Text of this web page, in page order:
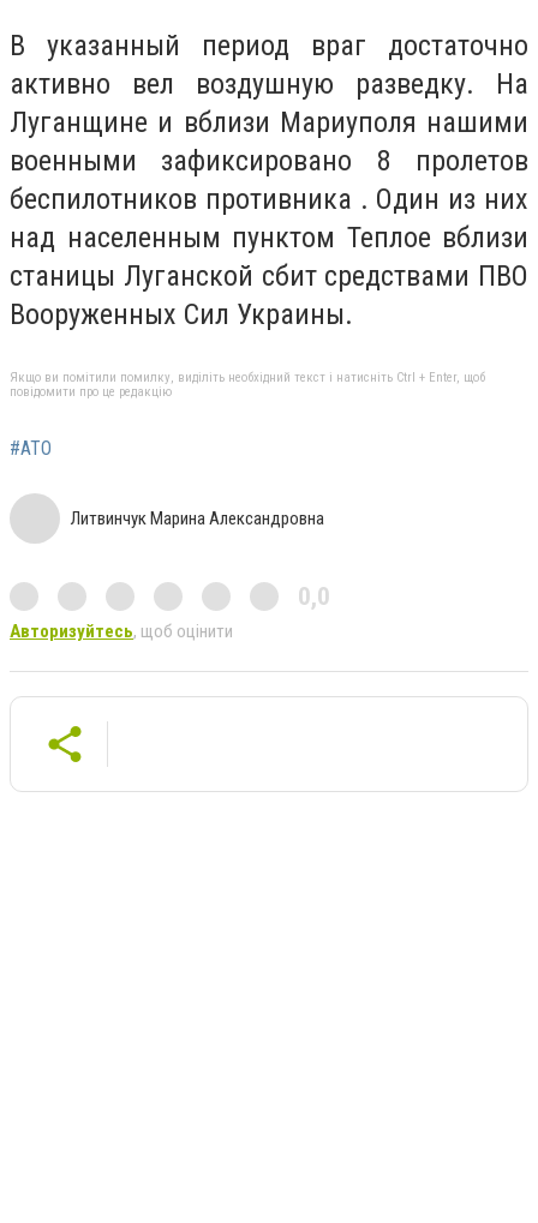
В указанный период враг достаточно
активно вел воздушную разведку. На
Луганщине и вблизи Мариуполя нашими
военными зафиксировано 8 пролетов
беспилотников противника . Один из них
над населенным пунктом Теплое вблизи
станицы Луганской сбит средствами ПВО
Вооруженных Сил Украины.
Якщо ви помітили помилку, виділіть необхідний текст і натисніть Ctrl + Enter, щоб
повідомити про це редакцію
#АТО
Литвинчук Марина Александровна
0,0
Авторизуйтесь, щоб оцінити